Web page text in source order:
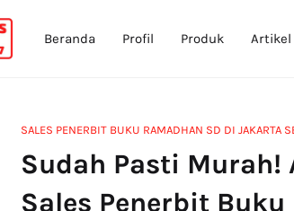
Beranda Profil Produk Artikel
SALES PENERBIT BUKU RAMADHAN SD DI JAKARTA
Sudah Pasti Murah!
Sales Penerbit